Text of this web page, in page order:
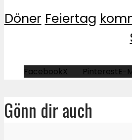
Döner Feiertag
FacebookX PinterestE-
Gönn dir auch